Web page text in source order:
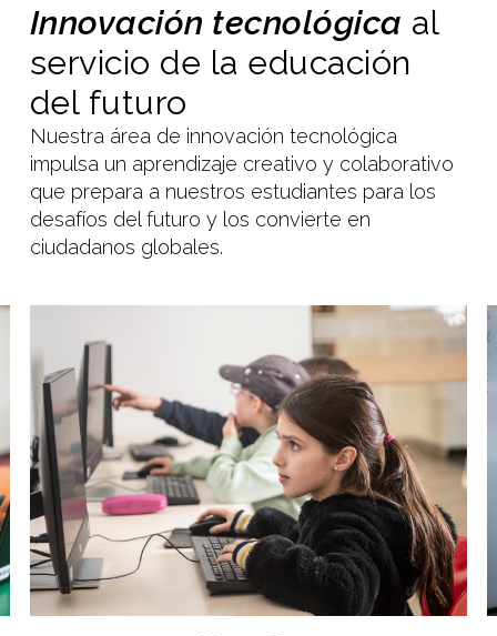
Innovación tecnológica al
servicio de la educación
del futuro
Nuestra área de innovación tecnológica
impulsa un aprendizaje creativo y colaborativo
que prepara a nuestros estudiantes para los
desafíos del futuro y los convierte en
ciudadanos globales.